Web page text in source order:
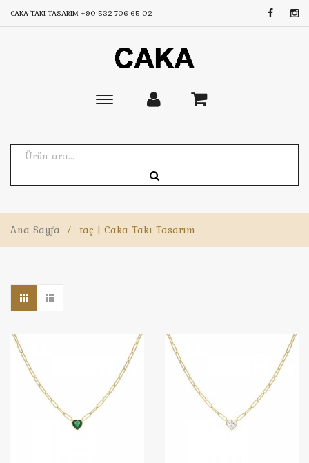
CAKA TAKI TASARIM +90 532 706 65 02
Toggle
Ana Sayfa / taç | Caka Takı Tasarım